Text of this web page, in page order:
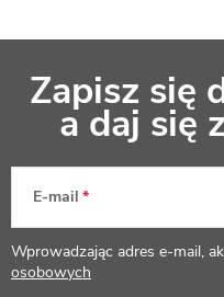
k
a
Zapisz się
a daj się
E-mail
Wprowadzając adres e-mail,
osobowych